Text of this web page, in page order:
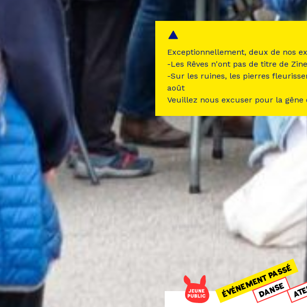
ÉVÉNEMENT PASSÉ
DANSE
Exceptionnellement, deux de nos
-Les Rêves n'ont pas de titre de
-Sur les ruines, les pierres
août
Veuillez nous excuser pour la gêne